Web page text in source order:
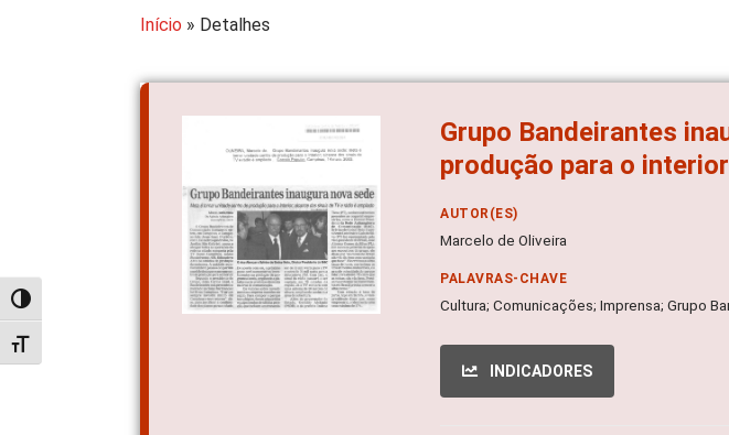
Alternar alto contraste
Alternar tamanho da fonte
Início » Detalhes
Grupo Bandeirantes
produção para o
AUTOR(ES)
Marcelo de Oliveira
PALAVRAS-CHAVE
Cultura; Comunicações; Imprensa; Grupo
INDICADORES